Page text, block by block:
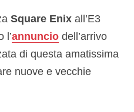
Square Enix all’E3
l’annuncio dell’arrivo
di questa amatissima
nuove e vecchie